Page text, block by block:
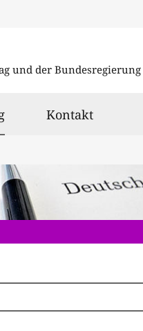
und der Bundesregierung
ausgewählt
Kontakt